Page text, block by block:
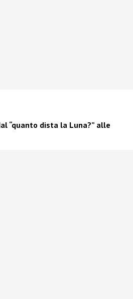
“quanto dista la Luna?” alle